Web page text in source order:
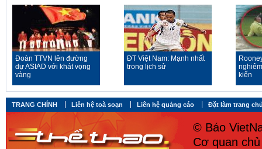
Đoàn TTVN lên đường
dự ASIAD với khát vọng
vàng
ĐT Việt Nam: Mạnh nhất
trong lịch sử
kiến
TRANG CHÍNH Liên hệ toà soạn Liên hệ quảng cáo Đặt làm trang
© Báo
Cơ quan